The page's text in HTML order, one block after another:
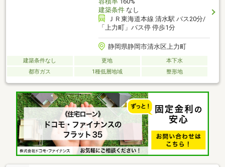
建築条件なし
ＪＲ東海道本線 清水駅 バス20分/
「上力町」バス停 停歩1分
静岡県静岡市清水区上力町
建築条件なし 更地
本下水
都市ガス
1種低層地域 整形地